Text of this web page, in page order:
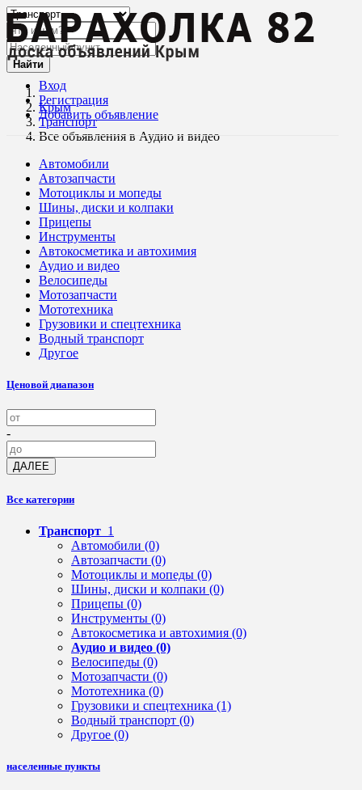
Вход
Регистрация
Добавить объявление
Найти
Крым
Транспорт
Все объявления в Аудио и видео
Автомобили
Автозапчасти
Мотоциклы и мопеды
Шины, диски и колпаки
Прицепы
Инструменты
Автокосметика и автохимия
Аудио и видео
Велосипеды
Мотозапчасти
Мототехника
Грузовики и спецтехника
Водный транспорт
Другое
Ценовой диапазон
-
ДАЛЕЕ
Все категории
Транспорт 1
Автомобили (0)
Автозапчасти (0)
Мотоциклы и мопеды (0)
Шины, диски и колпаки (0)
Прицепы (0)
Инструменты (0)
Автокосметика и автохимия (0)
Аудио и видео (0)
Велосипеды (0)
Мотозапчасти (0)
Мототехника (0)
Грузовики и спецтехника (1)
Водный транспорт (0)
Другое (0)
населенные пункты